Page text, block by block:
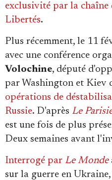
exclusivité par la chaîne
Libertés.
Plus récemment, le 11
avec une conférence
Volochine, député
par Washington et Kiev
opérations de
Russie. D'après Le
est une fois de plus
Deux semaines avant
Interrogé par Le Monde
sur la guerre en